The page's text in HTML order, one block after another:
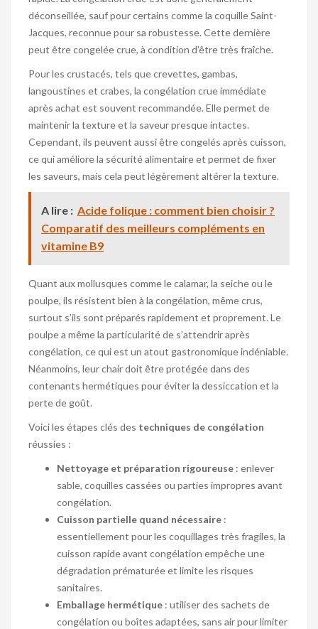
déconseillée, sauf pour certains comme la coquille Saint-
Jacques, reconnue pour sa robustesse. Cette dernière
peut être congelée crue, à condition d’être très fraîche.
Pour les crustacés, tels que crevettes, gambas,
langoustines et crabes, la congélation crue immédiate
après achat est souvent recommandée. Elle permet de
maintenir la texture et la saveur presque intactes.
Cependant, ils peuvent aussi être congelés après cuisson,
ce qui améliore la sécurité alimentaire et permet de fixer
les saveurs, mais cela peut légèrement altérer la texture.
A lire : Acide folique : comment bien choisir ?
Comparatif des meilleurs compléments en
vitamine B9
Quant aux mollusques comme le calamar, la seiche ou le
poulpe, ils résistent bien à la congélation, même crus,
surtout s’ils sont préparés rapidement et proprement. Le
poulpe a même la particularité de s’attendrir après
congélation, ce qui est un atout gastronomique indéniable.
Néanmoins, leur chair doit être protégée dans des
contenants hermétiques pour éviter la dessiccation et la
perte de goût.
Voici les étapes clés des techniques de congélation
réussies :
Nettoyage et préparation rigoureuse : enlever
sable, coquilles cassées ou parties impropres avant
congélation.
Cuisson partielle quand nécessaire :
essentiellement pour les coquillages très fragiles, la
cuisson rapide avant congélation empêche une
dégradation prématurée et limite les risques
sanitaires.
Emballage hermétique : utiliser des sachets de
congélation ou boîtes adaptées, sans air pour limiter